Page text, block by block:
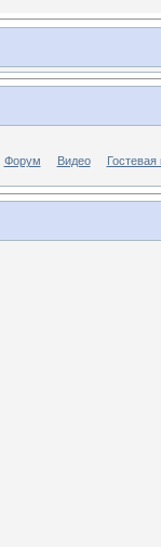
Форум Видео Гостевая